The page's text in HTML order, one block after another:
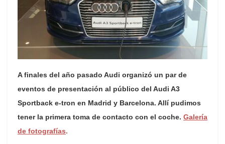
A finales del año pasado Audi organizó un par de
eventos de presentación al público del Audi A3
Sportback e-tron en Madrid y Barcelona. Allí pudimos
tener la primera toma de contacto con el coche. Galería
de fotografías.